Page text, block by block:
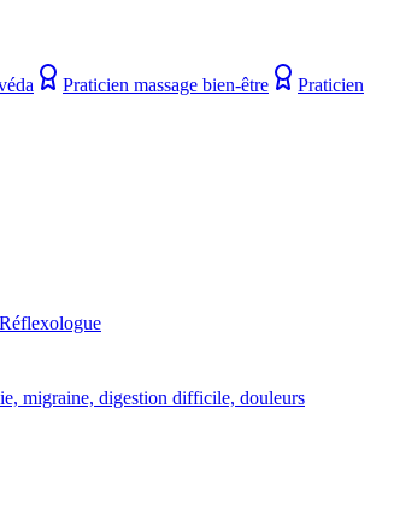
Praticien massage bien-être
Praticien
Réflexologue
migraine, digestion difficile, douleurs